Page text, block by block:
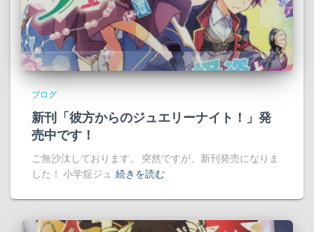
ブログ
新刊「彼方からのジュエリーナイト！」発
売中です！
ご無沙汰しております。 突然ですが、新刊発売になりま
した！ 小学舘ジュ 続きを読む